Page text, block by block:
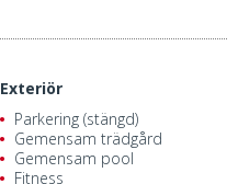
Exteriör
Parkering (stängd)
Gemensam trädgård
Gemensam pool
Fitness